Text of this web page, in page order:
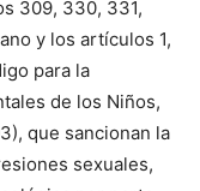
309, 330, 331,
y los artículos 1,
para la
de los Niños,
que sancionan la
sexuales,